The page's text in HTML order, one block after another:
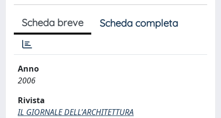
Scheda breve Scheda completa
Anno
2006
Rivista
IL GIORNALE DELL'ARCHITETTURA